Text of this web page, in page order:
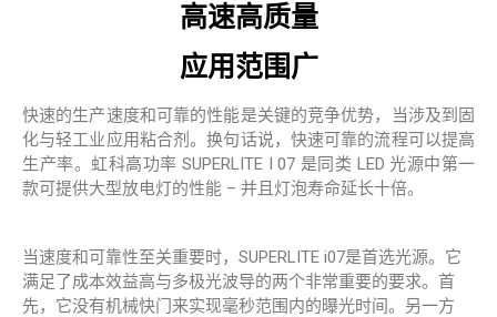
高速高质量
应用范围广
快速的生产速度和可靠的性能是关键的竞争优势，当涉及到固
化与轻工业应用粘合剂。换句话说，快速可靠的流程可以提高
生产率。虹科高功率 SUPERLITE I 07 是同类 LED 光源中第一
款可提供大型放电灯的性能 – 并且灯泡寿命延长十倍。
当速度和可靠性至关重要时，SUPERLITE i07是首选光源。它
满足了成本效益高与多极光波导的两个非常重要的要求。首
先，它没有机械快门来实现毫秒范围内的曝光时间。另一方